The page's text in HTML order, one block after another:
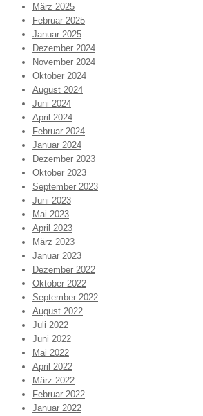
März 2025
Februar 2025
Januar 2025
Dezember 2024
November 2024
Oktober 2024
August 2024
Juni 2024
April 2024
Februar 2024
Januar 2024
Dezember 2023
Oktober 2023
September 2023
Juni 2023
Mai 2023
April 2023
März 2023
Januar 2023
Dezember 2022
Oktober 2022
September 2022
August 2022
Juli 2022
Juni 2022
Mai 2022
April 2022
März 2022
Februar 2022
Januar 2022